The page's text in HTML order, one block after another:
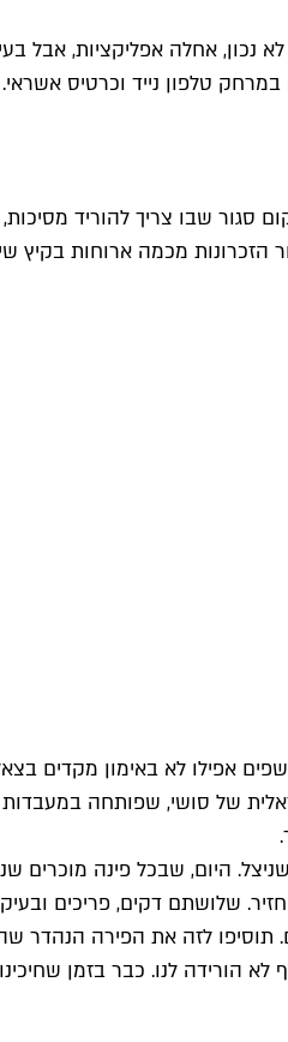
אחלה אפליקציות, אבל
במרחק טלפון נייד וכרטיס
סגור שבו צריך להוריד
מכמה ארוחות בקיץ
לאווירת הפאניקה שמנשבת מלמעלה, באפליקציות אנחנו עדיין
של סושי, שפותחה
היום, שבכל פינה מוכרים
שלושתם דקים, פריכים
תוסיפו לזה את הפירה
לנו. כבר בזמן שחיכינו